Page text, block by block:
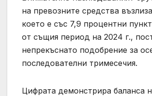
на превозните средства
което е със 7,9 процентни
от същия период на 2024 г.,
непрекъснато подобрение за
последователни тримесечия.
Цифрата демонстрира баланса